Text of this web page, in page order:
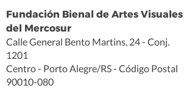
Fundación Bienal de Artes Visuales
del Mercosur
Calle General Bento Martins, 24 - Conj.
1201
Centro - Porto Alegre/RS - Código Postal
90010-080